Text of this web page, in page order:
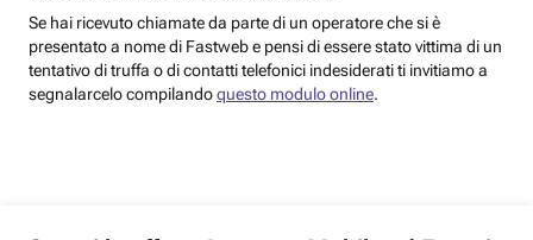
Se hai ricevuto chiamate da parte di un operatore che si è
presentato a nome di Fastweb e pensi di essere stato vittima di un
tentativo di truffa o di contatti telefonici indesiderati ti invitiamo a
segnalarcelo compilandoquesto modulo online.